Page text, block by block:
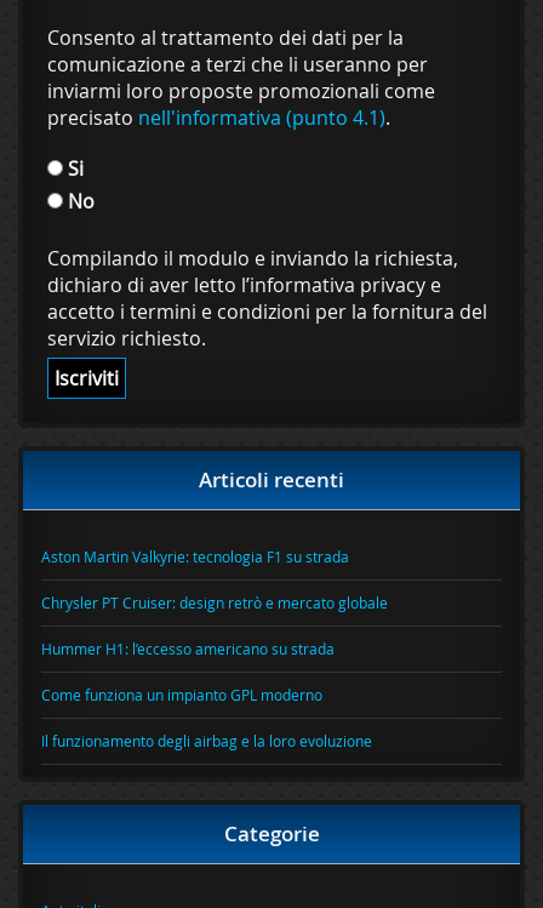
Consento al trattamento dei dati per la
comunicazione a terzi che li useranno per
inviarmi loro proposte promozionali come
precisato nell'informativa (punto 4.1).
Si
No
Compilando il modulo e inviando la richiesta,
dichiaro di aver letto l’informativa privacy e
accetto i termini e condizioni per la fornitura del
servizio richiesto.
Articoli recenti
Aston Martin Valkyrie: tecnologia F1 su strada
Chrysler PT Cruiser: design retrò e mercato globale
Hummer H1: l’eccesso americano su strada
Come funziona un impianto GPL moderno
Il funzionamento degli airbag e la loro evoluzione
Categorie